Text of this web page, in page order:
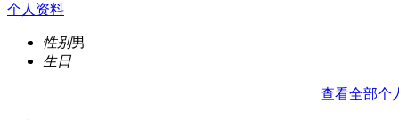
个人资料
性别男
生日
查看全部个